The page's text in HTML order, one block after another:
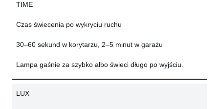
TIME
Czas świecenia po wykryciu ruchu
30–60 sekund w korytarzu, 2–5 minut w garażu
Lampa gaśnie za szybko albo świeci długo po wyjściu.
LUX